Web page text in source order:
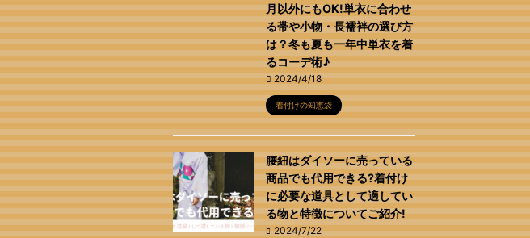
月以外にもOK!単衣に合わせ
る帯や小物・長襦袢の選び方
は？冬も夏も一年中単衣を着
るコーデ術♪
2024/4/18
着付けの知恵袋
腰紐はダイソーに売っている
商品でも代用できる?着付け
に必要な道具として適してい
る物と特徴についてご紹介!
2024/7/22